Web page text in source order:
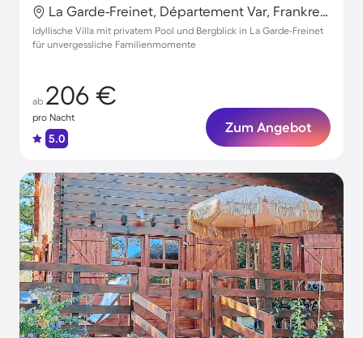
La Garde-Freinet, Département Var, Frankreich
Idyllische Villa mit privatem Pool und Bergblick in La Garde-Freinet
für unvergessliche Familienmomente
ab 206 €
pro Nacht
5.0
Zum Angebot